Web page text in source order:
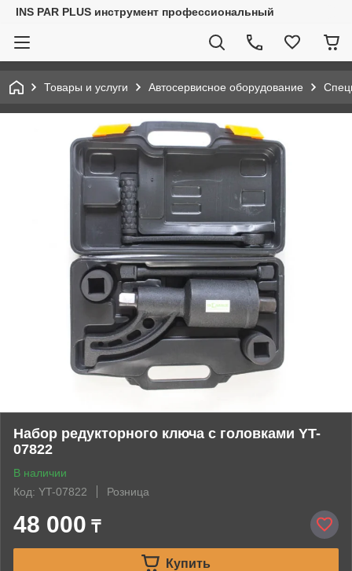
INS PAR PLUS инструмент профессиональный
Товары и услуги Автосервисное оборудование
Набор редукторного ключа с головками YT-
07822
В наличии
Код: YT-07822
Розница
48 000 ₸
Купить